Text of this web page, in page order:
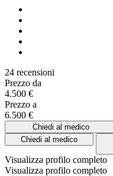
24 recensioni
Prezzo da
4.500 €
Prezzo a
6.500 €
Chiedi al medico
Chiedi al medico
Visualizza profilo completo
Visualizza profilo completo